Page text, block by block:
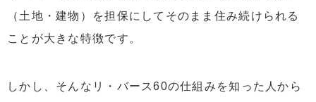
（土地・建物）を担保にしてそのまま住み続けられる
ことが大きな特徴です。
しかし、そんなリ・バース60の仕組みを知った人から